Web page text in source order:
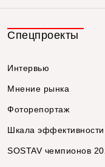
Спецпроекты
Интервью
Мнение рынка
Фоторепортаж
Шкала
SOSTAV чемпионов